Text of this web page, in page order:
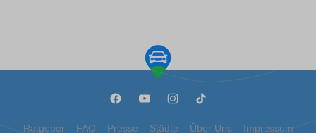
Ratgeber FAQ Presse Städte Über Uns Impressum